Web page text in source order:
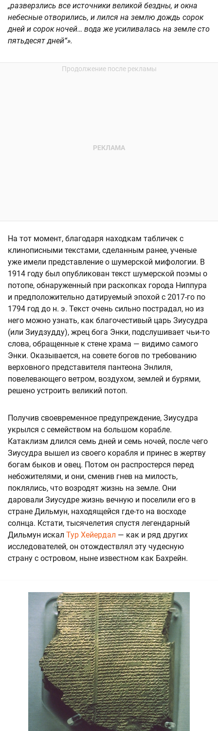
„разверзлись все источники великой бездны, и окна
небесные отворились, и лился на землю дождь сорок
дней и сорок ночей… вода же усиливалась на земле сто
пятьдесят дней“».
На тот момент, благодаря находкам табличек с
клинописными текстами, сделанным ранее, ученые
уже имели представление о шумерской мифологии. В
1914 году был опубликован текст шумерской поэмы о
потопе, обнаруженный при раскопках города Ниппура
и предположительно датируемый эпохой с 2017-го по
1794 год до н. э. Текст очень сильно пострадал, но из
него можно узнать, как благочестивый царь Зиусудра
(или Зиудзудду), жрец бога Энки, подслушивает чьи-то
слова, обращенные к стене храма — видимо самого
Энки. Оказывается, на совете богов по требованию
верховного представителя пантеона Энлиля,
повелевающего ветром, воздухом, землей и бурями,
решено устроить великий потоп.
Получив своевременное предупреждение, Зиусудра
укрылся с семейством на большом корабле.
Катаклизм длился семь дней и семь ночей, после чего
Зиусудра вышел из своего корабля и принес в жертву
богам быков и овец. Потом он распростерся перед
небожителями, и они, сменив гнев на милость,
поклялись, что возродят жизнь на земле. Они
даровали Зиусудре жизнь вечную и поселили его в
стране Дильмун, находящейся где-то на восходе
солнца. Кстати, тысячелетия спустя легендарный
Дильмун искал Тур Хейердал — как и ряд других
исследователей, он отождествлял эту чудесную
страну с островом, ныне известном как Бахрейн.